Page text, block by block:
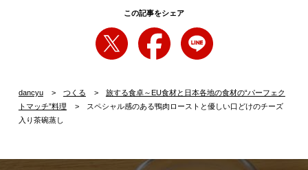
この記事をシェア
dancyu つくる
旅する食卓～EU食材と日本各地の食材の“パーフェク
トマッチ”料理
スペシャル感のある鴨肉ローストと優しい口どけのチーズ
入り茶碗蒸し